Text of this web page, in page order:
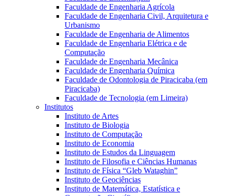
Faculdade de Engenharia Agrícola
Faculdade de Engenharia Civil, Arquitetura e
Urbanismo
Faculdade de Engenharia de Alimentos
Faculdade de Engenharia Elétrica e de
Computação
Faculdade de Engenharia Mecânica
Faculdade de Engenharia Química
Faculdade de Odontologia de Piracicaba (em
Piracicaba)
Faculdade de Tecnologia (em Limeira)
Institutos
Instituto de Artes
Instituto de Biologia
Instituto de Computação
Instituto de Economia
Instituto de Estudos da Linguagem
Instituto de Filosofia e Ciências Humanas
Instituto de Física “Gleb Wataghin”
Instituto de Geociências
Instituto de Matemática, Estatística e